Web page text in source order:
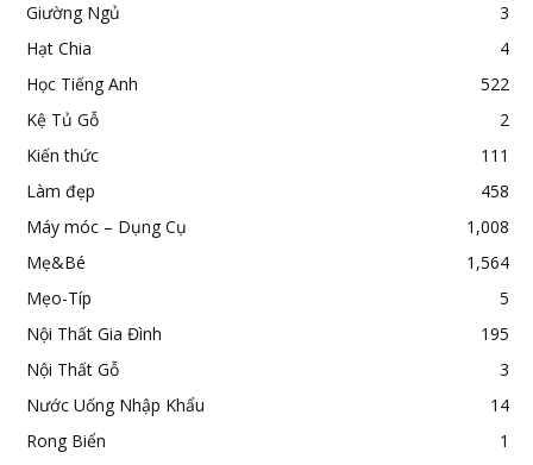
Giường Ngủ
3
Hạt Chia
4
Học Tiếng Anh
522
Kệ Tủ Gỗ
2
Kiến thức
111
Làm đẹp
458
Máy móc – Dụng Cụ
1,008
Mẹ&Bé
1,564
Mẹo-Típ
5
Nội Thất Gia Đình
195
Nội Thất Gỗ
3
Nước Uống Nhập Khẩu
14
Rong Biển
1